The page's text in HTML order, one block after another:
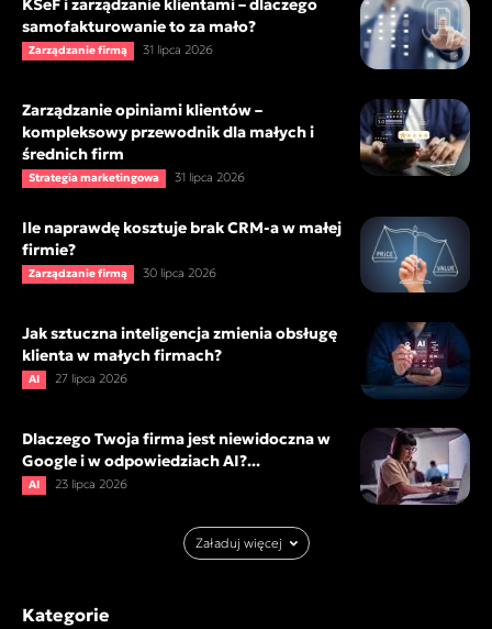
KSeF i zarządzanie klientami – dlaczego
samofakturowanie to za mało?
Zarządzanie firmą 31 lipca 2026
Zarządzanie opiniami klientów –
kompleksowy przewodnik dla małych i
średnich firm
Strategia marketingowa 31 lipca 2026
Ile naprawdę kosztuje brak CRM-a w małej
firmie?
Zarządzanie firmą 30 lipca 2026
Jak sztuczna inteligencja zmienia obsługę
klienta w małych firmach?
AI 27 lipca 2026
Dlaczego Twoja firma jest niewidoczna w
Google i w odpowiedziach AI?...
AI 23 lipca 2026
Załaduj więcej
Kategorie